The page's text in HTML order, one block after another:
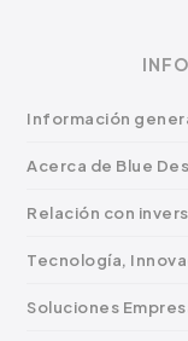
Información
Acerca de Blue
Relación con
Tecnología,
Soluciones